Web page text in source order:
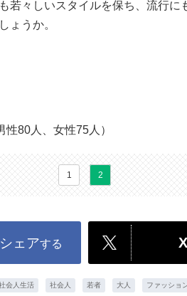
若々しいスタイルを保ち、流行に
ょうか。
80人、女性75人）
1 2
シェアする X
会人生活 社会人 若者 大人 ファッショ